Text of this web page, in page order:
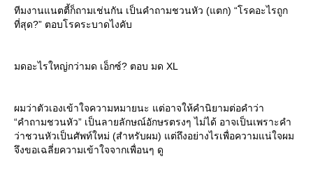
ทีมงานแนตตี้ก็ถามเช่นกัน เป็นคำถามชวนหัว (แตก) “โรคอะไรถูก
ที่สุด?” ตอบโรคระบาดไงคับ
มดอะไรใหญ่กว่ามด เอ็กซ์? ตอบ มด XL
ผมว่าตัวเองเข้าใจความหมายนะ แต่อาจให้คำนิยามต่อคำว่า
“คำถามชวนหัว” เป็นลายลักษณ์อักษรตรงๆ ไม่ได้ อาจเป็นเพราะคำ
ว่าชวนหัวเป็นศัพท์ใหม่ (สำหรับผม) แต่ถึงอย่างไรเพื่อความแน่ใจผม
จึงขอเฉลี่ยความเข้าใจจากเพื่อนๆ ดู